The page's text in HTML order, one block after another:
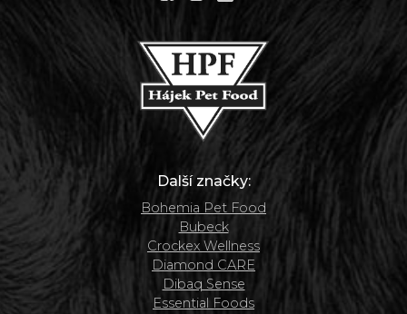
Další značky:
Bohemia Pet Food
Bubeck
Crockex Wellness
Diamond CARE
Dibaq Sense
Essential Foods